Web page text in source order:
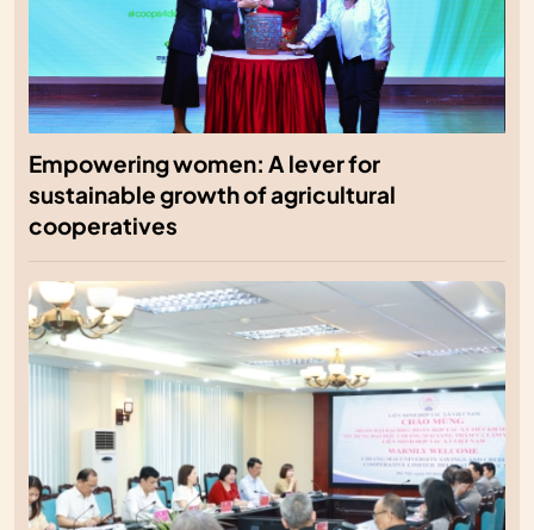
Empowering women: A lever for
sustainable growth of agricultural
cooperatives